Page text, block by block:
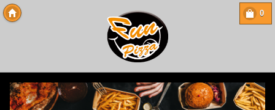
0
Copyright 2013 Des-Click Com